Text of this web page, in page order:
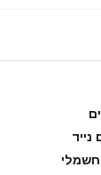
חשמלי